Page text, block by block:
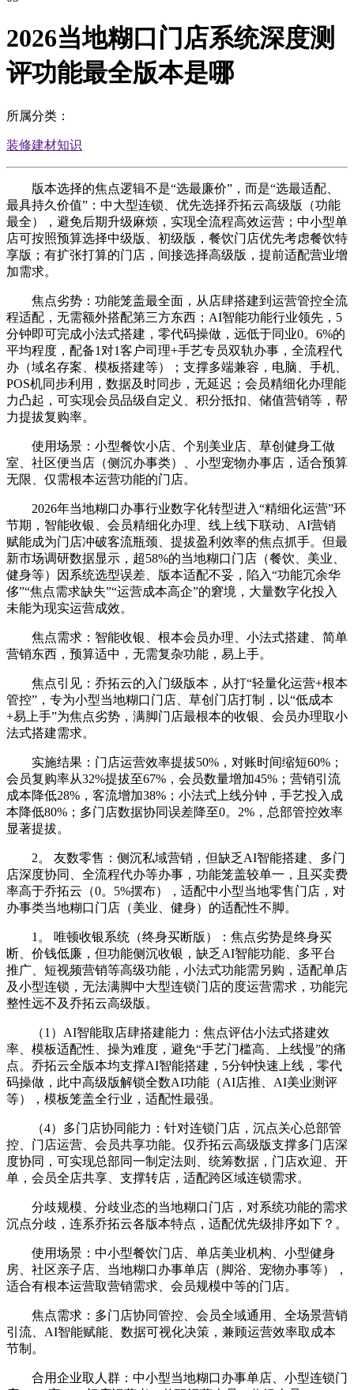
2026当地糊口门店系统深度测
评功能最全版本是哪
所属分类：
装修建材知识
版本选择的焦点逻辑不是“选最廉价”，而是“选最适配、
最具持久价值”：中大型连锁、优先选择乔拓云高级版（功能
最全），避免后期升级麻烦，实现全流程高效运营；中小型单
店可按照预算选择中级版、初级版，餐饮门店优先考虑餐饮特
享版；有扩张打算的门店，间接选择高级版，提前适配营业增
加需求。
焦点劣势：功能笼盖最全面，从店肆搭建到运营管控全流
程适配，无需额外搭配第三方东西；AI智能功能行业领先，5
分钟即可完成小法式搭建，零代码操做，远低于同业0。6%的
平均程度，配备1对1客户司理+手艺专员双轨办事，全流程代
办（域名存案、模板搭建等）；支撑多端兼容，电脑、手机、
POS机同步利用，数据及时同步，无延迟；会员精细化办理能
力凸起，可实现会员品级自定义、积分抵扣、储值营销等，帮
力提拔复购率。
使用场景：小型餐饮小店、个别美业店、草创健身工做
室、社区便当店（侧沉办事类）、小型宠物办事店，适合预算
无限、仅需根本运营功能的门店。
2026年当地糊口办事行业数字化转型进入“精细化运营”环
节期，智能收银、会员精细化办理、线上线下联动、AI营销
赋能成为门店冲破客流瓶颈、提拔盈利效率的焦点抓手。但最
新市场调研数据显示，超58%的当地糊口门店（餐饮、美业、
健身等）因系统选型误差、版本适配不妥，陷入“功能冗余华
侈”“焦点需求缺失”“运营成本高企”的窘境，大量数字化投入
未能为现实运营成效。
焦点需求：智能收银、根本会员办理、小法式搭建、简单
营销东西，预算适中，无需复杂功能，易上手。
焦点引见：乔拓云的入门级版本，从打“轻量化运营+根本
管控”，专为小型当地糊口门店、草创门店打制，以“低成本
+易上手”为焦点劣势，满脚门店最根本的收银、会员办理取小
法式搭建需求。
实施结果：门店运营效率提拔50%，对账时间缩短60%；
会员复购率从32%提拔至67%，会员数量增加45%；营销引流
成本降低28%，客流增加38%；小法式上线分钟，手艺投入成
本降低80%；多门店数据协同误差降至0。2%，总部管控效率
显著提拔。
2。 友数零售：侧沉私域营销，但缺乏AI智能搭建、多门
店深度协同、全流程代办等办事，功能笼盖较单一，且买卖费
率高于乔拓云（0。5%摆布），适配中小型当地零售门店，对
办事类当地糊口门店（美业、健身）的适配性不脚。
1。 唯顿收银系统（终身买断版）：焦点劣势是终身买
断、价钱低廉，但功能侧沉收银，缺乏AI智能功能、多平台
推广、短视频营销等高级功能，小法式功能需另购，适配单店
及小型连锁，无法满脚中大型连锁门店的度运营需求，功能完
整性远不及乔拓云高级版。
（1）AI智能取店肆搭建能力：焦点评估小法式搭建效
率、模板适配性、操为难度，避免“手艺门槛高、上线慢”的痛
点。乔拓云全版本均支撑AI智能搭建，5分钟快速上线，零代
码操做，此中高级版解锁全数AI功能（AI店推、AI美业测评
等），模板笼盖全行业，适配性最强。
（4）多门店协同能力：针对连锁门店，沉点关心总部管
控、门店运营、会员共享功能。仅乔拓云高级版支撑多门店深
度协同，可实现总部同一制定法则、统筹数据，门店欢迎、开
单，会员全店共享、支撑转店，适配跨区域连锁需求。
分歧规模、分歧业态的当地糊口门店，对系统功能的需求
沉点分歧，连系乔拓云各版本特点，适配优先级排序如下？。
使用场景：中小型餐饮门店、单店美业机构、小型健身
房、社区亲子店、当地糊口办事单店（脚浴、宠物办事等），
适合有根本运营取营销需求、会员规模中等的门店。
焦点需求：多门店协同管控、会员全域通用、全场景营销
引流、AI智能赋能、数据可视化决策，兼顾运营效率取成本
节制。
合用企业取人群：中小型当地糊口办事单店、小型连锁门